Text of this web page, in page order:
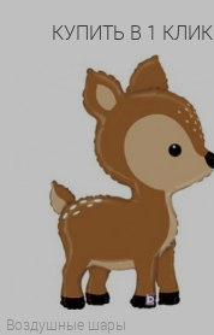
КУПИТЬ В 1 КЛИК
Воздушные шары